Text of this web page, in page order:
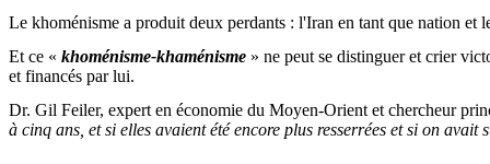
Le khoménisme a produit deux perdants : l'Iran en tant que nation et
Et ce « khoménisme-khaménisme » ne peut se distinguer et crier
et financés par lui.
Dr. Gil Feiler, expert en économie du Moyen-Orient et chercheur
à cinq ans, et si elles avaient été encore plus resserrées et si on